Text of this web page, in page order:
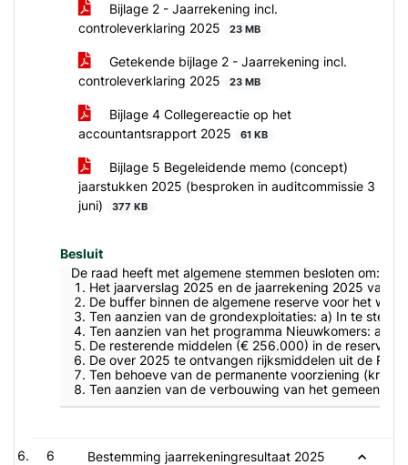
Bijlage 2 - Jaarrekening incl.
controleverklaring 2025
23 MB
Getekende bijlage 2 - Jaarrekening incl.
controleverklaring 2025
23 MB
Bijlage 4 Collegereactie op het
accountantsrapport 2025
61 KB
Bijlage 5 Begeleidende memo (concept)
jaarstukken 2025 (besproken in auditcommissie 3
juni)
377 KB
Besluit
De raad heeft met algemene stemmen besloten om:
Het jaarverslag 2025 en de jaarrekening 2025 vast
De buffer binnen de algemene reserve voor het
Ten aanzien van de grondexploitaties: a) In te
Ten aanzien van het programma Nieuwkomers: a)
De resterende middelen (€ 256.000) in de reserve
De over 2025 te ontvangen rijksmiddelen uit de
Ten behoeve van de permanente voorziening
Ten aanzien van de verbouwing van het
6 Bestemming jaarrekeningresultaat 2025